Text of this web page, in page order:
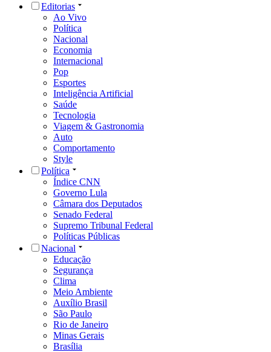
Editorias
Ao Vivo
Política
Nacional
Economia
Internacional
Pop
Esportes
Inteligência Artificial
Saúde
Tecnologia
Viagem & Gastronomia
Auto
Comportamento
Style
Política
Índice CNN
Governo Lula
Câmara dos Deputados
Senado Federal
Supremo Tribunal Federal
Políticas Públicas
Nacional
Educação
Segurança
Clima
Meio Ambiente
Auxílio Brasil
São Paulo
Rio de Janeiro
Minas Gerais
Brasília